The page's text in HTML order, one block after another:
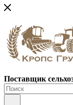
Поставщик